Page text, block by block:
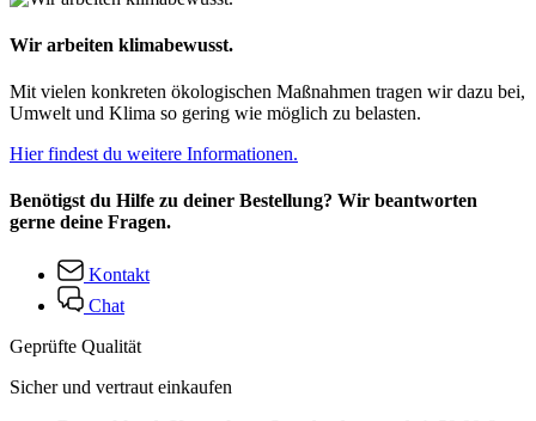
Wir arbeiten klimabewusst.
Mit vielen konkreten ökologischen Maßnahmen tragen wir dazu bei,
Umwelt und Klima so gering wie möglich zu belasten.
Hier findest du weitere Informationen.
Benötigst du Hilfe zu deiner Bestellung? Wir beantworten
gerne deine Fragen.
Kontakt
Chat
Geprüfte Qualität
Sicher und vertraut einkaufen